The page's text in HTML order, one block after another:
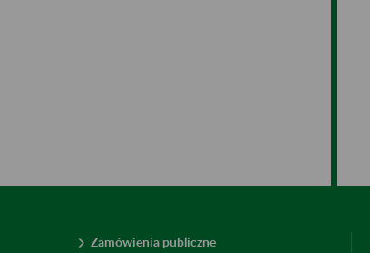
Zamówienia publiczne